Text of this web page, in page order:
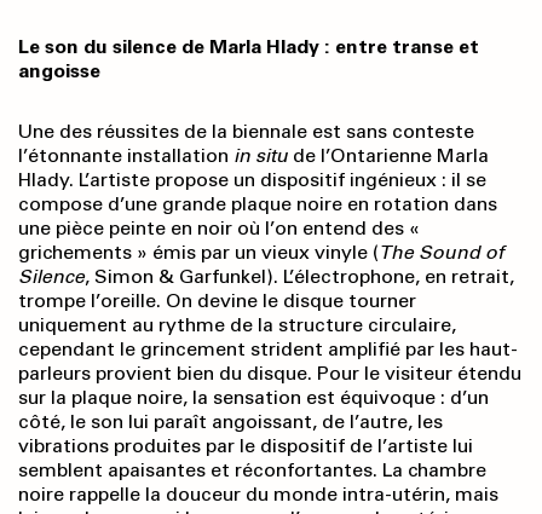
Le son du silence de Marla Hlady : entre transe et
angoisse
Une des réussites de la biennale est sans conteste
l’étonnante installation in situ de l’Ontarienne Marla
Hlady. L’artiste propose un dispositif ingénieux : il se
compose d’une grande plaque noire en rotation dans
une pièce peinte en noir où l’on entend des «
grichements » émis par un vieux vinyle (The Sound of
Silence, Simon & Garfunkel). L’électrophone, en retrait,
trompe l’oreille. On devine le disque tourner
uniquement au rythme de la structure circulaire,
cependant le grincement strident amplifié par les haut-
parleurs provient bien du disque. Pour le visiteur étendu
sur la plaque noire, la sensation est équivoque : d’un
côté, le son lui paraît angoissant, de l’autre, les
vibrations produites par le dispositif de l’artiste lui
semblent apaisantes et réconfortantes. La chambre
noire rappelle la douceur du monde intra-utérin, mais